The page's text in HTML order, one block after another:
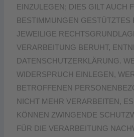
EINZULEGEN; DIES GILT AUCH
BESTIMMUNGEN GESTÜTZTES
JEWEILIGE
VERARBEITUNG BERUHT,
DATENSCHUTZERKLÄRUNG.
WIDERSPRUCH EINLEGEN,
BETROFFENEN
NICHT MEHR VERARBEITEN,
KÖNNEN ZWINGENDE
FÜR DIE VERARBEITUNG